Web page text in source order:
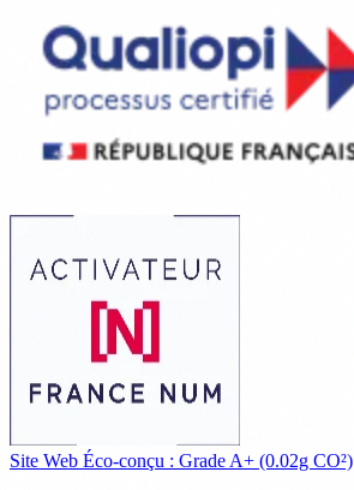
Site Web Éco-conçu : Grade A+ (0.02g CO²)